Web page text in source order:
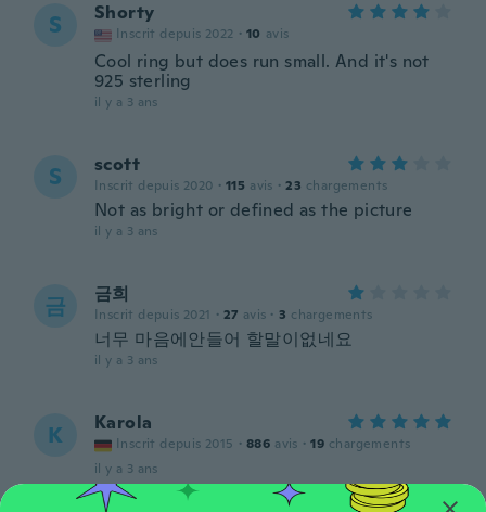
S Shorty
Inscrit depuis 2022 · 10 avis
Cool ring but does run small. And it's not
925 sterling
il y a 3 ans
S scott
Inscrit depuis 2020 · 115 avis · 23 chargements
Not as bright or defined as the picture
il y a 3 ans
금 금희
Inscrit depuis 2021 · 27 avis · 3 chargements
너무 마음에안들어 할말이없네요
il y a 3 ans
K Karola
Inscrit depuis 2015 · 886 avis · 19 chargements
il y a 3 ans